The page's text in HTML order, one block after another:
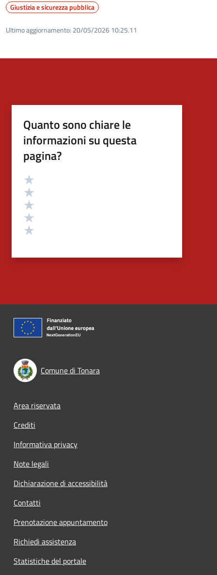
Giustizia e sicurezza pubblica
Ultimo aggiornamento: 20/05/2026 10:25.11
Quanto sono chiare le
informazioni su questa
pagina?
Valutazione
Comune di Tonara
Footer menu
Area riservata
Crediti
Informativa privacy
Note legali
Dichiarazione di accessibilità
Contatti
Prenotazione appuntamento
Richiedi assistenza
Statistiche del portale